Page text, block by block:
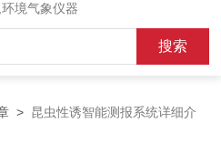
境气象仪器
> 昆虫性诱智能测报系统详细介